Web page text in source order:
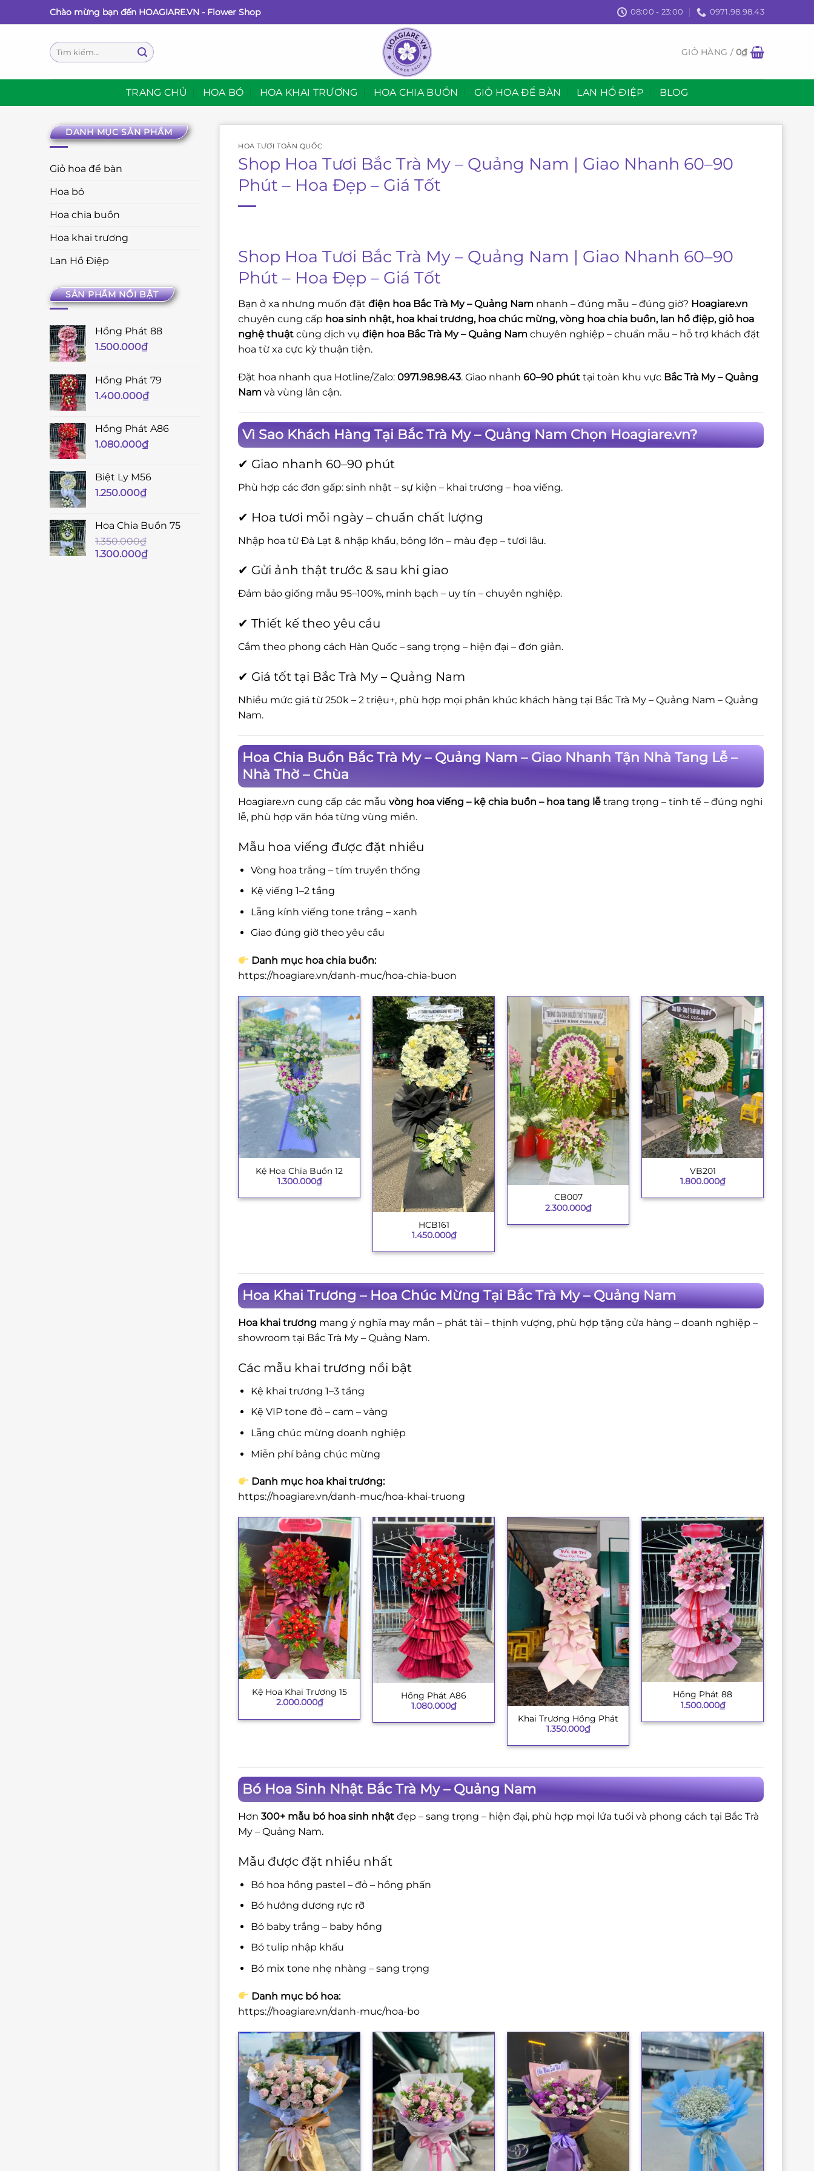
qua
Chào mừng bạn đến HOAGIARE.VN - Flower Shop 08:00 - 23:00 0971.98.98.43
Tìm
kiếm:
GIỎ HÀNG /0₫
TRANG CHỦ HOA BÓ HOA KHAI TRƯƠNG HOA CHIA BUỒN GIỎ HOA ĐỂ BÀN LAN HỒ ĐIỆP BLOG
DANH MỤC SẢN PHẨM
Giỏ hoa để bàn
Hoa bó
Hoa chia buồn
Hoa khai trương
Lan Hồ Điệp
SẢN PHẨM NỔI BẬT
Hồng Phát 88
1.500.000₫
Hồng Phát 79
1.400.000₫
Hồng Phát A86
1.080.000₫
Biệt Ly M56
1.250.000₫
Hoa Chia Buồn 75
1.350.000₫
Giá
1.300.000₫Giá
HOA TƯƠI TOÀN QUỐC
Shop Hoa Tươi Bắc Trà My – Quảng Nam | Giao Nhanh 60–90
Phút – Hoa Đẹp – Giá Tốt
Shop Hoa Tươi Bắc Trà My – Quảng Nam | Giao Nhanh 60–90
Phút – Hoa Đẹp – Giá Tốt
Bạn ở xa nhưng muốn đặt điện hoa Bắc Trà My – Quảng Nam nhanh – đúng mẫu – đúng giờ? Hoagiare.vn
chuyên cung cấp hoa sinh nhật, hoa khai trương, hoa chúc mừng, vòng hoa chia buồn, lan hồ điệp, giỏ hoa
nghệ thuật cùng dịch vụ điện hoa Bắc Trà My – Quảng Nam chuyên nghiệp – chuẩn mẫu – hỗ trợ khách đặt
hoa từ xa cực kỳ thuận tiện.
Đặt hoa nhanh qua Hotline/Zalo: 0971.98.98.43. Giao nhanh 60–90 phút tại toàn khu vực Bắc Trà My – Quảng
Nam và vùng lân cận.
Vì Sao Khách Hàng Tại Bắc Trà My – Quảng Nam Chọn Hoagiare.vn?
✔ Giao nhanh 60–90 phút
Phù hợp các đơn gấp: sinh nhật – sự kiện – khai trương – hoa viếng.
✔ Hoa tươi mỗi ngày – chuẩn chất lượng
Nhập hoa từ Đà Lạt & nhập khẩu, bông lớn – màu đẹp – tươi lâu.
✔ Gửi ảnh thật trước & sau khi giao
Đảm bảo giống mẫu 95–100%, minh bạch – uy tín – chuyên nghiệp.
✔ Thiết kế theo yêu cầu
Cắm theo phong cách Hàn Quốc – sang trọng – hiện đại – đơn giản.
✔ Giá tốt tại Bắc Trà My – Quảng Nam
Nhiều mức giá từ 250k – 2 triệu+, phù hợp mọi phân khúc khách hàng tại Bắc Trà My – Quảng Nam – Quảng
Nam.
Hoa Chia Buồn Bắc Trà My – Quảng Nam – Giao Nhanh Tận Nhà Tang Lễ –
Nhà Thờ – Chùa
Hoagiare.vn cung cấp các mẫu vòng hoa viếng – kệ chia buồn – hoa tang lễ trang trọng – tinh tế – đúng nghi
lễ, phù hợp văn hóa từng vùng miền.
Mẫu hoa viếng được đặt nhiều
Vòng hoa trắng – tím truyền thống
Kệ viếng 1–2 tầng
Lẵng kính viếng tone trắng – xanh
Giao đúng giờ theo yêu cầu
Danh mục hoa chia buồn:
https://hoagiare.vn/danh-muc/hoa-chia-buon
+Kệ Hoa Chia Buồn 12
1.300.000₫
HCB161
1.450.000₫
CB007
2.300.000₫
VB201
1.800.000₫
Hoa Khai Trương – Hoa Chúc Mừng Tại Bắc Trà My – Quảng Nam
Hoa khai trương mang ý nghĩa may mắn – phát tài – thịnh vượng, phù hợp tặng cửa hàng – doanh nghiệp –
showroom tại Bắc Trà My – Quảng Nam.
Các mẫu khai trương nổi bật
Kệ khai trương 1–3 tầng
Kệ VIP tone đỏ – cam – vàng
Lẵng chúc mừng doanh nghiệp
Miễn phí bảng chúc mừng
Danh mục hoa khai trương:
https://hoagiare.vn/danh-muc/hoa-khai-truong
+
Kệ Hoa Khai Trương 15
2.000.000₫
Hồng Phát A86
1.080.000₫
+
Khai Trương Hồng Phát
1.350.000₫
Hồng Phát 88
1.500.000₫
Bó Hoa Sinh Nhật Bắc Trà My – Quảng Nam
Hơn 300+ mẫu bó hoa sinh nhật đẹp – sang trọng – hiện đại, phù hợp mọi lứa tuổi và phong cách tại Bắc Trà
My – Quảng Nam.
Mẫu được đặt nhiều nhất
Bó hoa hồng pastel – đỏ – hồng phấn
Bó hướng dương rực rỡ
Bó baby trắng – baby hồng
Bó tulip nhập khẩu
Bó mix tone nhẹ nhàng – sang trọng
Danh mục bó hoa:
https://hoagiare.vn/danh-muc/hoa-bo